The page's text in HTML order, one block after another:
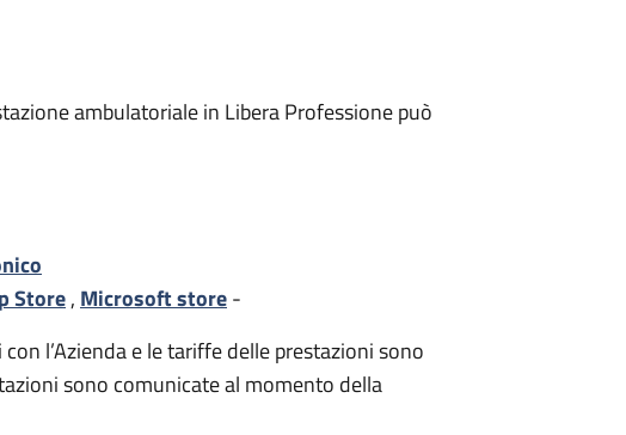
ambulatoriale in Libera Professione può
Store, Microsoft store-
l’Azienda e le tariffe delle prestazioni sono
sono comunicate al momento della